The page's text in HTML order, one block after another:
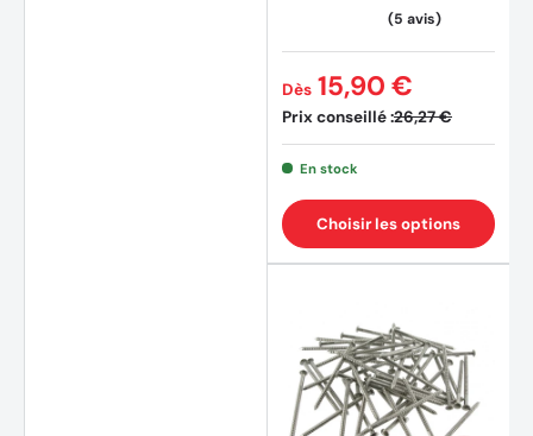
(7
Prix conseillé :26,27 €
Dès 15,90 €
En stock
Choisir les options